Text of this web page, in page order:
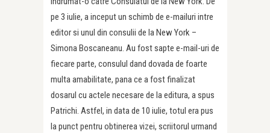
pe 3 iulie, a inceput un schimb de e-mailuri intre
editor si unul din consulii de la New York –
Simona Boscaneanu. Au fost sapte e-mail-uri de
fiecare parte, consulul dand dovada de foarte
multa amabilitate, pana ce a fost finalizat
dosarul cu actele necesare de la editura, a spus
Patrichi. Astfel, in data de 10 iulie, totul era pus
la punct pentru obtinerea vizei, scriitorul urmand